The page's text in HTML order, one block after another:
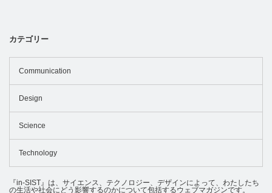
カテゴリー
Communication
Design
Science
Technology
『in-SIST』は、サイエンス、テクノロジー、デザインによって、わたしたち
の生活や社会にどう影響するのかについて包括するウェブマガジンです。